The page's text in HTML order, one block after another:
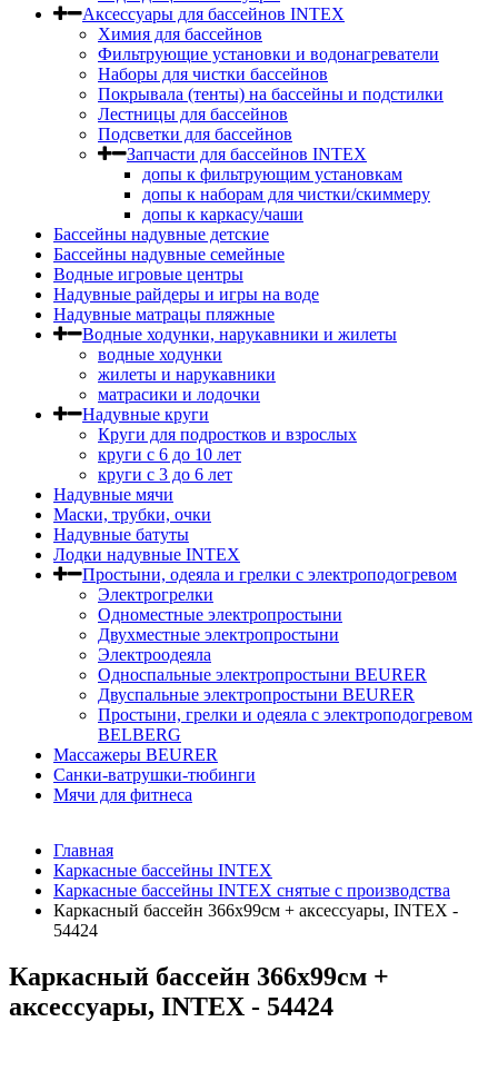
Аксессуары для бассейнов INTEX
Химия для бассейнов
Фильтрующие установки и водонагреватели
Наборы для чистки бассейнов
Покрывала (тенты) на бассейны и подстилки
Лестницы для бассейнов
Подсветки для бассейнов
Запчасти для бассейнов INTEX
допы к фильтрующим установкам
допы к наборам для чистки/скиммеру
допы к каркасу/чаши
Бассейны надувные детские
Бассейны надувные семейные
Водные игровые центры
Надувные райдеры и игры на воде
Надувные матрацы пляжные
Водные ходунки, нарукавники и жилеты
водные ходунки
жилеты и нарукавники
матрасики и лодочки
Надувные круги
Круги для подростков и взрослых
круги с 6 до 10 лет
круги c 3 до 6 лет
Надувные мячи
Маски, трубки, очки
Надувные батуты
Лодки надувные INTEX
Простыни, одеяла и грелки с электроподогревом
Электрогрелки
Одноместные электропростыни
Двухместные электропростыни
Электроодеяла
Односпальные электропростыни BEURER
Двуспальные электропростыни BEURER
Простыни, грелки и одеяла с электроподогревом
BELBERG
Массажеры BEURER
Санки-ватрушки-тюбинги
Мячи для фитнеса
Главная
Каркасные бассейны INTEX
Каркасные бассейны INTEX снятые с производства
Каркасный бассейн 366х99см + аксессуары, INTEX -
54424
Каркасный бассейн 366х99см +
аксессуары, INTEX - 54424